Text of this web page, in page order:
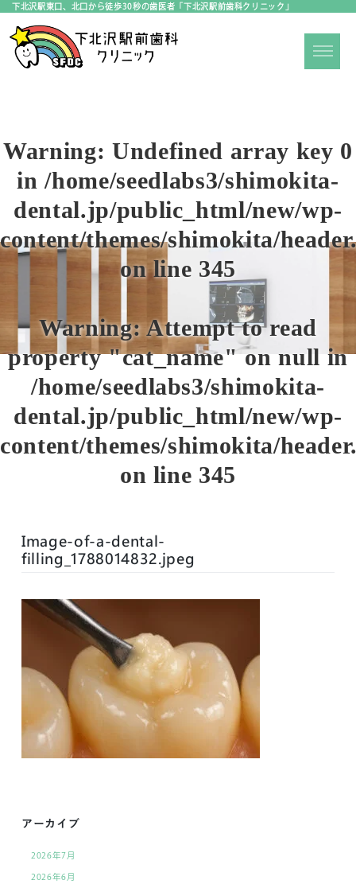
下北沢駅東口、北口から徒歩30秒の歯医者「下北沢駅前歯科クリニック」
Warning: Undefined array key 0
in/home/seedlabs3/shimokita-
dental.jp/public_html/new/wp-
content/themes/shimokita/
on line 345
Warning: Attempt to read
property "cat_name" on null in
/home/seedlabs3/shimokita-
dental.jp/public_html/new/wp-
content/themes/shimokita/
on line 345
Image-of-a-dental-
filling_1788014832.jpeg
アーカイブ
2026年7月
2026年6月